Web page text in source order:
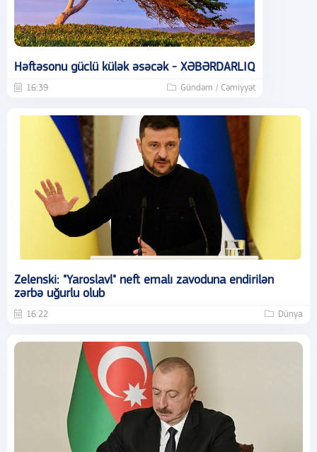
Həftəsonu güclü külək əsəcək - XƏBƏRDARLIQ
16:39 Gündəm / Cəmiyyət
Zelenski: "Yaroslavl" neft emalı zavoduna endirilən
zərbə uğurlu olub
16:22 Dünya